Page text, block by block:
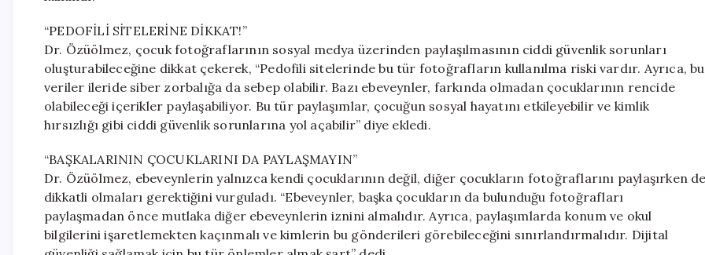
“PEDOFİLİ SİTELERİNE DİKKAT!”
Dr. Özüölmez, çocuk fotoğraflarının sosyal medya üzerinden paylaşılmasının ciddi güvenlik sorunları
oluşturabileceğine dikkat çekerek, “Pedofili sitelerinde bu tür fotoğrafların kullanılma riski vardır. Ayrıca, bu
veriler ileride siber zorbalığa da sebep olabilir. Bazı ebeveynler, farkında olmadan çocuklarının rencide
olabileceği içerikler paylaşabiliyor. Bu tür paylaşımlar, çocuğun sosyal hayatını etkileyebilir ve kimlik
hırsızlığı gibi ciddi güvenlik sorunlarına yol açabilir” diye ekledi.
“BAŞKALARININ ÇOCUKLARINI DA PAYLAŞMAYIN”
Dr. Özüölmez, ebeveynlerin yalnızca kendi çocuklarının değil, diğer çocukların fotoğraflarını paylaşırken
dikkatli olmaları gerektiğini vurguladı. “Ebeveynler, başka çocukların da bulunduğu fotoğrafları
paylaşmadan önce mutlaka diğer ebeveynlerin iznini almalıdır. Ayrıca, paylaşımlarda konum ve okul
bilgilerini işaretlemekten kaçınmalı ve kimlerin bu gönderileri görebileceğini sınırlandırmalıdır. Dijital